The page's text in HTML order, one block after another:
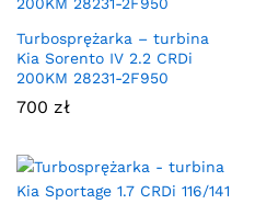
Turbosprężarka – turbina
Kia Sorento IV 2.2 CRDi
200KM 28231-2F950
700 zł